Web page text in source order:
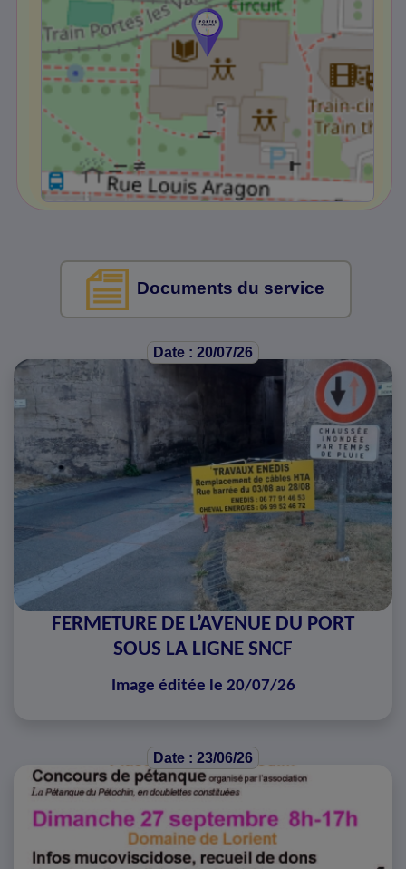
Documents du service
Date : 20/07/26
FERMETURE DE L’AVENUE DU PORT
SOUS LA LIGNE SNCF
Image éditée le 20/07/26
Date : 23/06/26